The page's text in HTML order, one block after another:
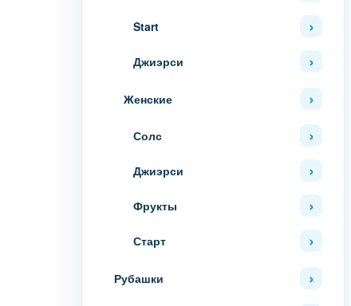
Start
Джиэрси
Женские
Солс
Джиэрси
Фрукты
Старт
Рубашки